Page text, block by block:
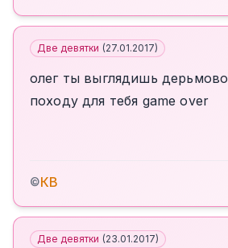
Две девятки (27.01.2017)
олег ты выглядишь дерьмово
походу для тебя game over
©КВ
Две девятки (23.01.2017)